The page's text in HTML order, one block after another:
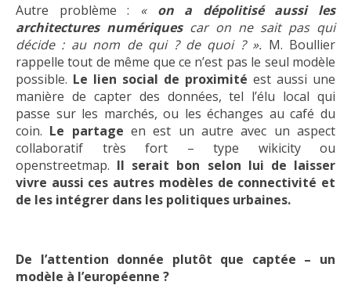
Autre problème : « on a dépolitisé aussi les
architectures numériquescar on ne sait pas qui
décide : au nom de qui ? de quoi ? ». M. Boullier
rappelle tout de même que ce n’est pas le seul modèle
possible. Le lien social de proximité est aussi une
manière de capter des données, tel l’élu local qui
passe sur les marchés, ou les échanges au café du
coin. Le partage en est un autre avec un aspect
collaboratif très fort – type wikicity ou
openstreetmap. Il serait bon selon lui de laisser
vivre aussi ces autres modèles de connectivité et
de les intégrer dans les politiques urbaines.
De l’attention donnée plutôt que captée – un
modèle à l’européenne ?